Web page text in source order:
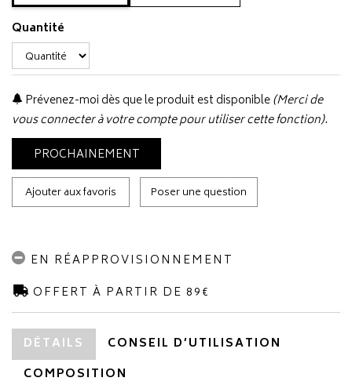
Quantité
Prévenez-moi dès que le produit est disponible(Merci de
vous connecter à votre compte pour utiliser cette fonction).
PROCHAINEMENT
Ajouter aux favoris Poser une question
EN RÉAPPROVISIONNEMENT
OFFERT À PARTIR DE 89€
DÉTAILS
CONSEIL D’UTILISATION
COMPOSITION